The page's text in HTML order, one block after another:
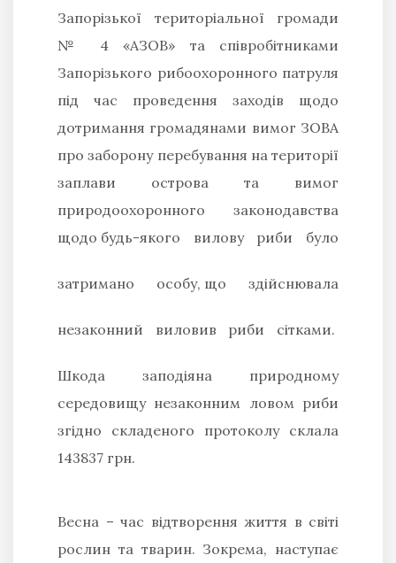
Запорізької територіальної громади
№ 4 «АЗОВ» та співробітниками
Запорізького рибоохоронного патруля
під час проведення заходів щодо
дотримання громадянами вимог ЗОВА
про заборону перебування на території
заплави острова та вимог
природоохоронного законодавства
щодо будь-якого вилову риби було
затримано особу, що здійснювала
незаконний виловив риби сітками.
Шкода заподіяна природному
середовищу незаконним ловом риби
згідно складеного протоколу склала
143837 грн.
Весна – час відтворення життя в світі
рослин та тварин. Зокрема, наступає